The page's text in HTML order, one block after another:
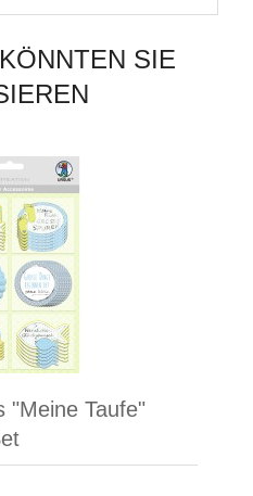
SIE
"Meine Taufe"